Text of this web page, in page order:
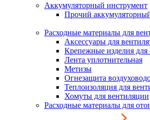
Аккумуляторный инструмент
Прочий
Расходные материалы для
Аксессуары для
Крепежные изделия для
Лента уплотнительная
Метизы
Огнезащита
Теплоизоляция для
Хомуты для вентиляции
Расходные материалы для